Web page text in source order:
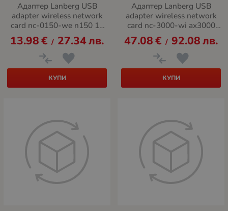
Адаптер Lanberg USB
adapter wireless network
card nc-0150-we n150 1x
external antenna
13.98€ / 27.34лв.
КУПИ
Адаптер Lanberg USB
adapter wireless network
card nc-3000-wi ax3000
tri-band 2x internal
antennas
47.08€ / 92.08лв.
КУПИ